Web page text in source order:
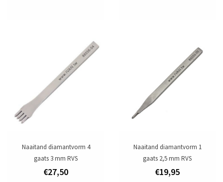
Naaitand diamantvorm 4
gaats 3 mm RVS
€27,50
Naaitand diamantvorm 1
gaats 2,5 mm RVS
€19,95